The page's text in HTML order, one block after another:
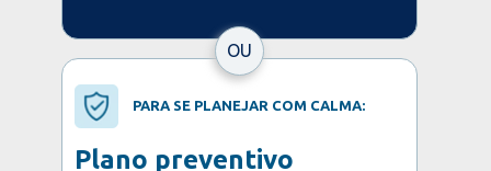
PARA SE PLANEJAR COM CALMA:
Plano preventivo
OU